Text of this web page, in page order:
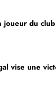
joueur du
vise une